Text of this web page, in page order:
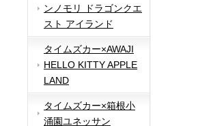
ンノモリ ドラゴンクエ
スト アイランド
タイムズカー×AWAJI
HELLO KITTY APPLE
LAND
タイムズカー×箱根小
涌園ユネッサン